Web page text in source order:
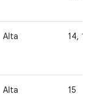
Alta 14, 15
Alta 15